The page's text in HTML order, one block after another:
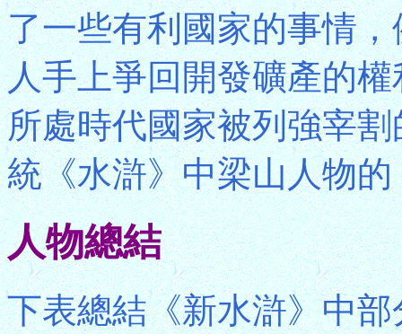
了一些有利國家的事情
人手上爭回開發礦產的
所處時代國家被列強宰
統《水滸》中梁山人物
人物總結
下表總結《新水滸》中